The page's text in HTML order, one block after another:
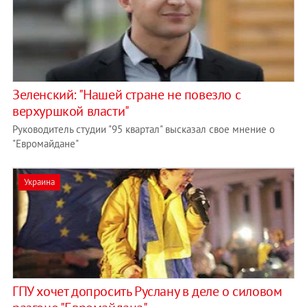
Зеленский: "Нашей стране не повезло с
верхуршкой власти"
Руководитель студии "95 квартал" высказал свое мнение о
"Евромайдане"
Украина
ГПУ хочет допросить Руслану в деле о силовом